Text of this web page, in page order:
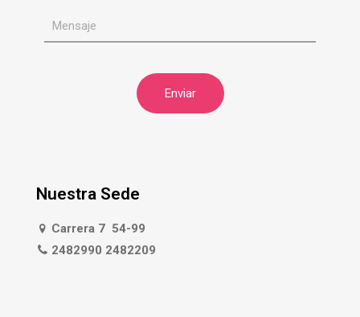
Nuestra Sede
Carrera 7 54-99
2482990 2482209